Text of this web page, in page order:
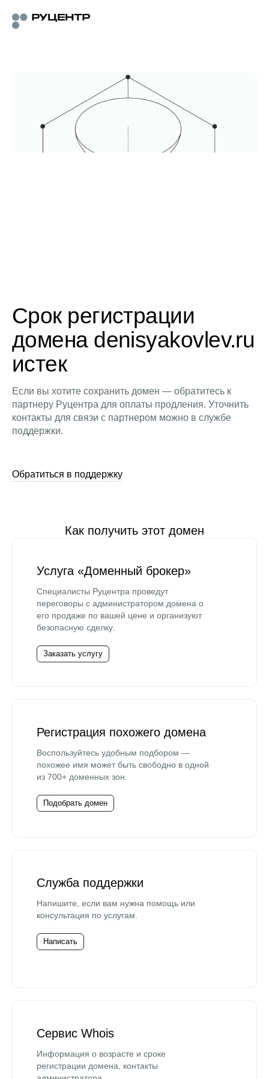
Срок регистрации
домена denisyakovlev.ru
истек
Если вы хотите сохранить домен — обратитесь к
партнеру Руцентра для оплаты продления. Уточнить
контакты для связи с партнером можно в службе
поддержки.
Обратиться в поддержку
Как получить этот домен
Услуга «Доменный брокер»
Специалисты Руцентра проведут
переговоры с администратором домена о
его продаже по вашей цене и организуют
безопасную сделку.
Заказать услугу
Регистрация похожего домена
Воспользуйтесь удобным подбором —
похожее имя может быть свободно в одной
из 700+ доменных зон.
Подобрать домен
Служба поддержки
Напишите, если вам нужна помощь или
консультация по услугам.
Написать
Сервис Whois
Информация о возрасте и сроке
регистрации домена, контакты